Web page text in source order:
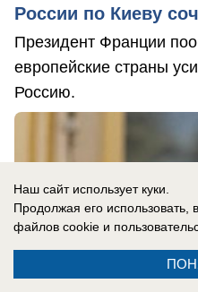
России по Киеву
Президент Франции
европейские страны
Россию.
Наш сайт использует куки.
Продолжая его использовать,
файлов cookie и